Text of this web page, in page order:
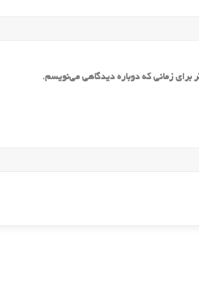
برای زمانی که دوباره دیدگاهی می‌نویسم.